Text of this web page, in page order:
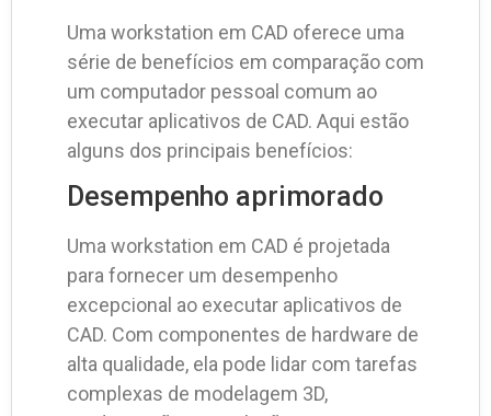
Uma workstation em CAD oferece uma
série de benefícios em comparação com
um computador pessoal comum ao
executar aplicativos de CAD. Aqui estão
alguns dos principais benefícios:
Desempenho aprimorado
Uma workstation em CAD é projetada
para fornecer um desempenho
excepcional ao executar aplicativos de
CAD. Com componentes de hardware de
alta qualidade, ela pode lidar com tarefas
complexas de modelagem 3D,